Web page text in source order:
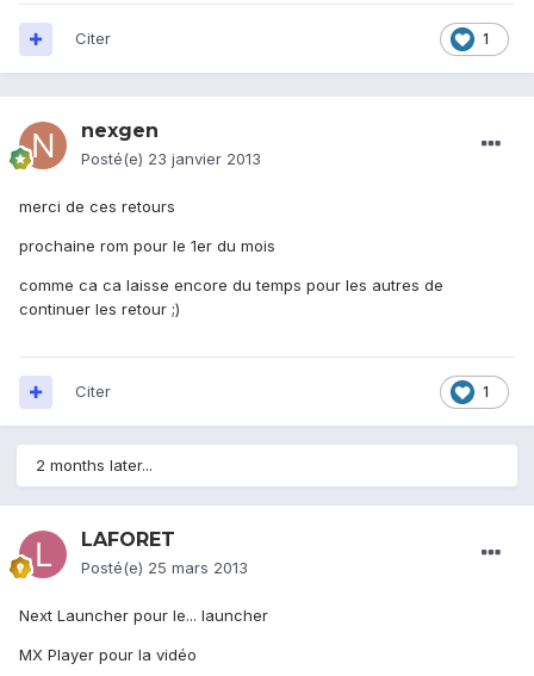
1
Citer
nexgen
Posté(e) 23 janvier 2013
merci de ces retours
prochaine rom pour le 1er du mois
comme ca ca laisse encore du temps pour les autres de
continuer les retour ;)
1
Citer
2 months later...
LAFORET
Posté(e) 25 mars 2013
Next Launcher pour le... launcher
MX Player pour la vidéo